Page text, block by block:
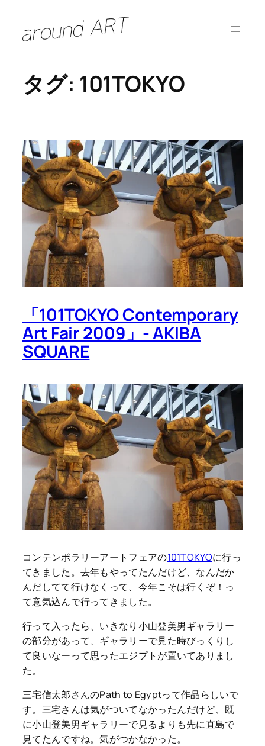
タグ: 101TOKYO
「101TOKYO Contemporary
Art Fair 2009」- AKIBA
SQUARE
コンテンポラリーアートフェアの101TOKYOに行っ
てきました。去年もやってたんだけど、なんだか
んだしてて行けなくって、今年こそは行くぞ！っ
て意気込んで行ってきました。
行って入ったら、いきなり小山登美男ギャラリー
の部分があって、ギャラリーで見た時びっくりし
て良いなーって思ったエジプトが置いてありまし
た。
三宅信太郎さんのPath to Egyptって作品らしいで
す。三宅さんは気がついてなかったんだけど、既
に小山登美男ギャラリーで見るよりも先に直島で
見てたんですね。気がつかなかった。